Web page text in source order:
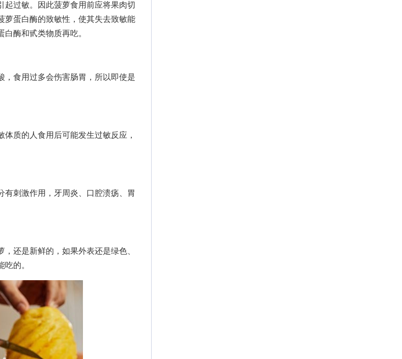
起过敏。因此菠萝食用前应将果肉切
萝蛋白酶的致敏性，使其失去致敏能
酶和甙类物质再吃。
食用过多会伤害肠胃，所以即使是
质的人食用后可能发生过敏反应，
刺激作用，牙周炎、口腔溃疡、胃
还是新鲜的，如果外表还是绿色、
的。